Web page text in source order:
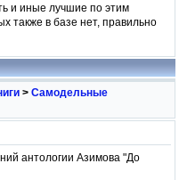
и иные лучшие по этим
также в базе нет, правильно
> Самодельные
антологии Азимова "До